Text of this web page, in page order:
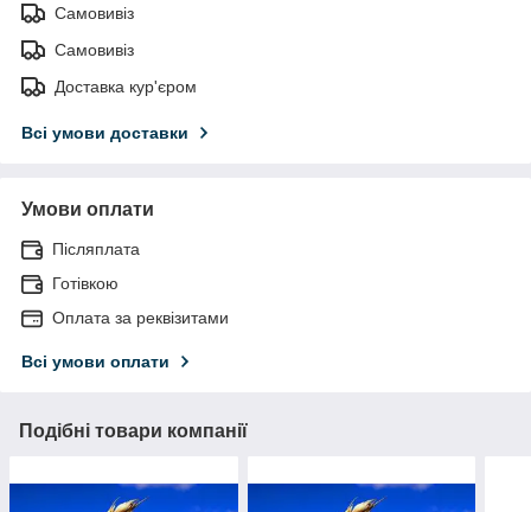
Самовивіз
Самовивіз
Доставка кур'єром
Всі умови доставки
Умови оплати
Післяплата
Готівкою
Оплата за реквізитами
Всі умови оплати
Подібні товари компанії